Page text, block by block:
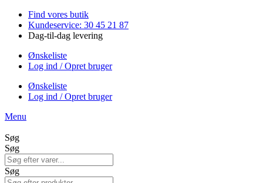
Videre
indhold
Find vores butik
Kundeservice: 30 45 21 87
Dag-til-dag levering
Ønskeliste
Log ind / Opret bruger
Ønskeliste
Log ind / Opret bruger
Menu
Søg
Søg
Søg